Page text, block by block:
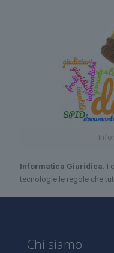
Informatica Giuridica. I
tecnologie le regole che
Chi siamo